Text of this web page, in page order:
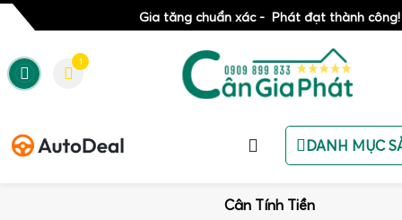
Gia tăng chuẩn xác - Phát đạt thành công!
1
DANH MỤC
Cân Tính Tiền